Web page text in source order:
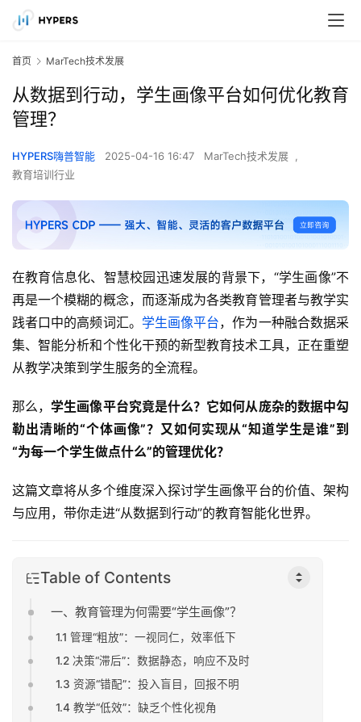
首页 MarTech技术发展
从数据到行动，学生画像平台如何优化教育
管理？
HYPERS嗨普智能 2025-04-16 16:47 MarTech技术发展 ,
教育培训行业
在教育信息化、智慧校园迅速发展的背景下，“学生画像”不
再是一个模糊的概念，而逐渐成为各类教育管理者与教学实
践者口中的高频词汇。 学生画像平台，作为一种融合数据采
集、智能分析和个性化干预的新型教育技术工具，正在重塑
从教学决策到学生服务的全流程。
那么，学生画像平台究竟是什么？它如何从庞杂的数据中勾
勒出清晰的“个体画像”？又如何实现从“知道学生是谁”到
“为每一个学生做点什么”的管理优化？
这篇文章将从多个维度深入探讨学生画像平台的价值、架构
与应用，带你走进“从数据到行动”的教育智能化世界。
Table of Contents
一、教育管理为何需要“学生画像”？
1.1 管理“粗放”：一视同仁，效率低下
1.2 决策“滞后”：数据静态，响应不及时
1.3 资源“错配”：投入盲目，回报不明
1.4 教学“低效”：缺乏个性化视角